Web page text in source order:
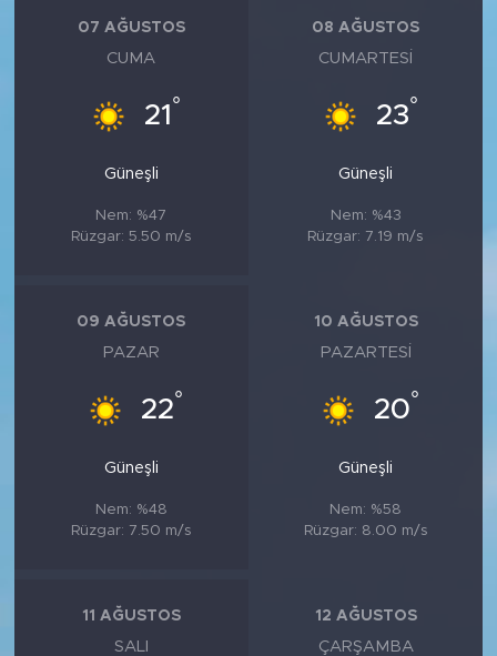
07 AĞUSTOS
CUMA
21 °
Güneşli
Nem: %47
Rüzgar: 5.50 m/s
08 AĞUSTOS
CUMARTESI
23°
Güneşli
Nem: %43
Rüzgar: 7.19 m/s
09 AĞUSTOS
PAZAR
22°
Güneşli
Nem: %48
Rüzgar: 7.50 m/s
10 AĞUSTOS
PAZARTESI
20°
Güneşli
Nem: %58
Rüzgar: 8.00 m/s
11 AĞUSTOS
SALI
12 AĞUSTOS
ÇARŞAMBA